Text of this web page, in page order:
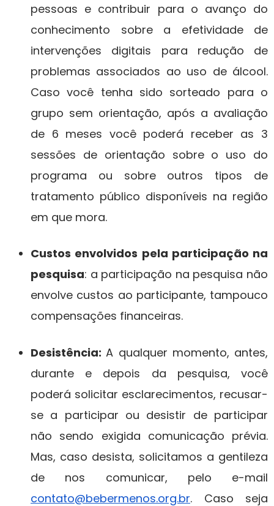
pessoas e contribuir para o avanço do
conhecimento sobre a efetividade de
intervenções digitais para redução de
problemas associados ao uso de álcool.
Caso você tenha sido sorteado para o
grupo sem orientação, após a avaliação
de 6 meses você poderá receber as 3
sessões de orientação sobre o uso do
programa ou sobre outros tipos de
tratamento público disponíveis na região
em que mora.
Custos envolvidos pela participação na
pesquisa: a participação na pesquisa não
envolve custos ao participante, tampouco
compensações financeiras.
Desistência:A qualquer momento, antes,
durante e depois da pesquisa, você
poderá solicitar esclarecimentos, recusar-
se a participar ou desistir de participar
não sendo exigida comunicação prévia.
Mas, caso desista, solicitamos a gentileza
de nos comunicar, pelo e-mail
contato@bebermenos.org.br. Caso seja